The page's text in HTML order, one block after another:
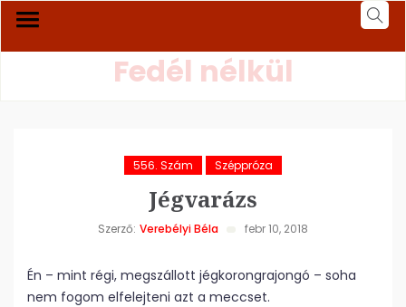
Fedél nélkül
556. Szám Széppróza
Jégvarázs
Szerző: Verebélyi Béla febr 10, 2018
Én – mint régi, megszállott jégkorongrajongó – soha
nem fogom elfelejteni azt a meccset.